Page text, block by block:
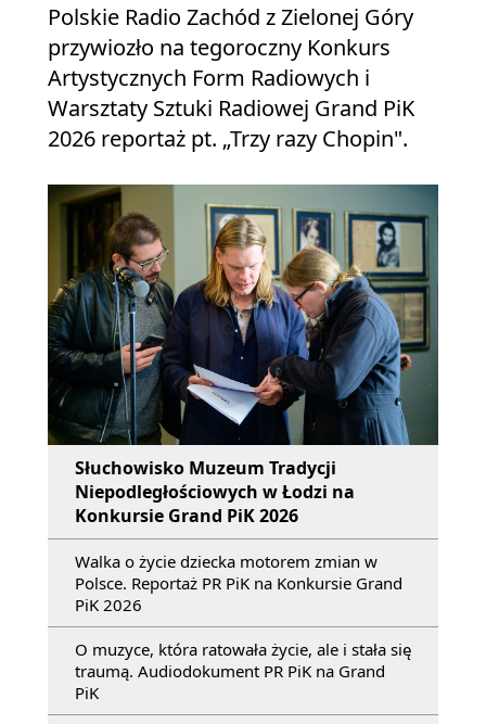
Polskie Radio Zachód z Zielonej Góry
przywiozło na tegoroczny Konkurs
Artystycznych Form Radiowych i
Warsztaty Sztuki Radiowej Grand PiK
2026 reportaż pt. „Trzy razy Chopin".
Słuchowisko Muzeum Tradycji
Niepodległościowych w Łodzi na
Konkursie Grand PiK 2026
Walka o życie dziecka motorem zmian w
Polsce. Reportaż PR PiK na Konkursie Grand
PiK 2026
O muzyce, która ratowała życie, ale i stała się
traumą. Audiodokument PR PiK na Grand
PiK